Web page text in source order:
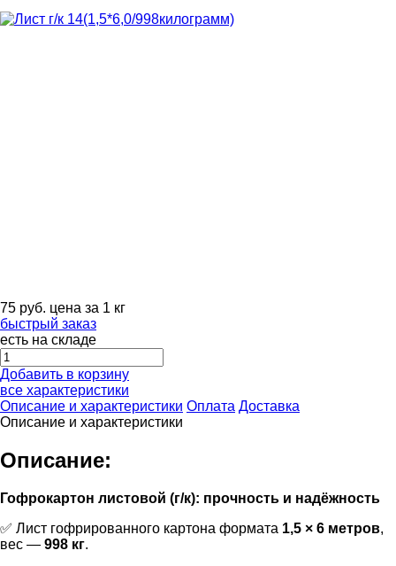
75 руб. цена за 1 кг
быстрый заказ
есть на складе
Добавить в корзину
все характеристики
Описание и характеристики Оплата Доставка
Описание и характеристики
Описание:
Гофрокартон листовой (г/к): прочность и надёжность
✅ Лист гофрированного картона формата 1,5 × 6 метров,
вес — 998 кг.